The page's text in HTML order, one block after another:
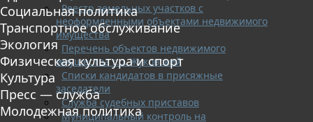
Реестр земельных участков с
неоформленными объектами недвижимого
имущества
Перечень объектов недвижимого
имущества г.о. Жуковский
Списки кандидатов в присяжные
заседатели
Служба судебных приставов
Муниципальный контроль на
Социальная политика
Транспортное обслуживание
Экология
Физическая культура и спорт
Культура
Пресс — служба
Молодежная политика